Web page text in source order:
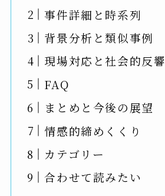
事件詳細と時系列
背景分析と類似事例
現場対応と社会的反響
FAQ
まとめと今後の展望
情感的締めくくり
カテゴリー
合わせて読みたい